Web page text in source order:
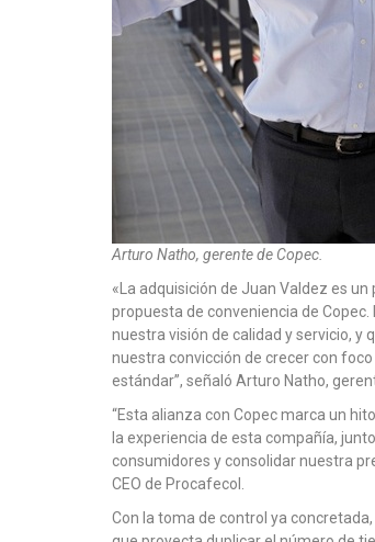
Arturo Natho, gerente de Copec.
«La adquisición de Juan Valdez es
propuesta de conveniencia de
nuestra visión de calidad y servicio, y
nuestra convicción de crecer con
estándar”, señaló Arturo Natho,
“Esta alianza con Copec marca un
la experiencia de esta compañía,
consumidores y consolidar nuestra
CEO de Procafecol.
Con la toma de control ya